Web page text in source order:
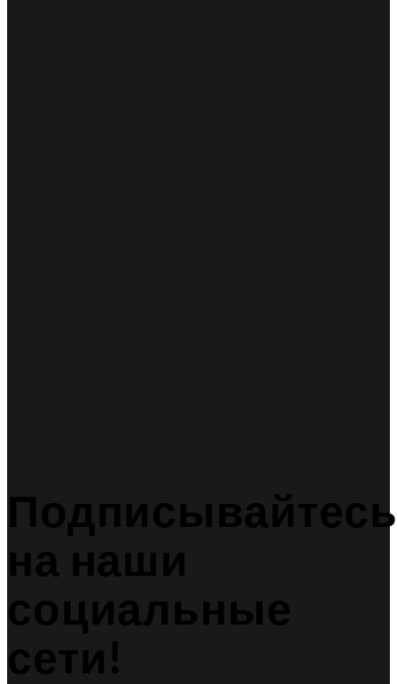
Подписывайтесь
на наши
социальные
сети!